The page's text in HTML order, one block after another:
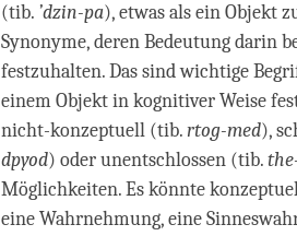
(tib. ’dzin-pa), etwas als ein Objekt
Synonyme, deren Bedeutung darin
festzuhalten. Das sind wichtige
einem Objekt in kognitiver Weise
nicht-konzeptuell (tib.rtog-med),
dpyod) oder unentschlossen (tib.
Möglichkeiten. Es könnte
eine Wahrnehmung, eine